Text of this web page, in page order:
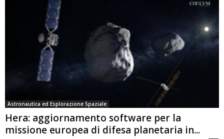
Astronautica ed Esplorazione Spaziale
Hera: aggiornamento software per la
missione europea di difesa planetaria in...